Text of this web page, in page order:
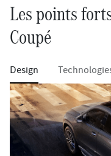
Les points
Coupé
Design